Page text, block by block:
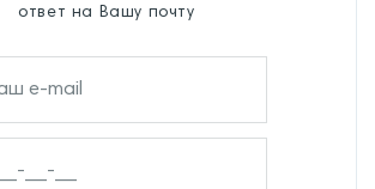
ответ на Вашу почту